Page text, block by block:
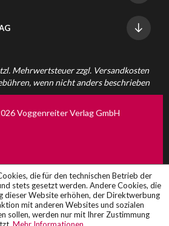
Mehrwertsteuer zzgl. Versandkosten
wenn nicht anders beschrieben
Voggenreiter Verlag GmbH
die für den technischen Betrieb der
stets gesetzt werden. Andere Cookies, die
dieser Website erhöhen, der Direktwerbung
mit anderen Websites und sozialen
sollen, werden nur mit Ihrer Zustimmung